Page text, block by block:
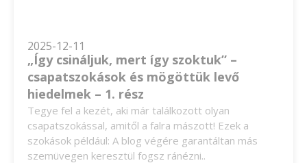
2025-12-11
„Így csináljuk, mert így szoktuk” –
csapatszokások és mögöttük levő
hiedelmek – 1. rész
Tegye fel a kezét, aki már találkozott olyan
csapatszokással, amitől a falra mászott! Ezek a
szokások például: A blog végére garantáltan más
szemüvegen keresztül fogsz ránézni..